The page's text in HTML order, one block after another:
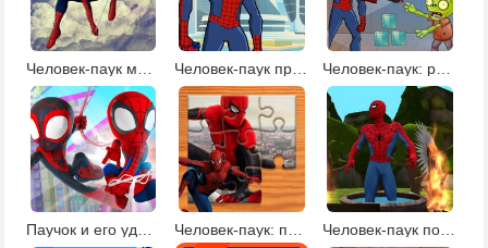
Человек-паук против мафии Человек-паук: расстрел зомби
Человек-паук побег из джунглей